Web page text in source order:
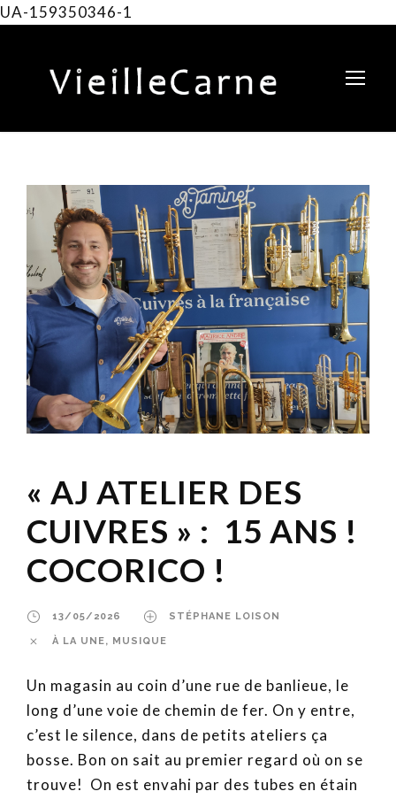
UA-159350346-1
« AJ ATELIER DES
CUIVRES » : 15 ANS !
COCORICO !
13/05/2026 STÉPHANE LOISON
À LA UNE, MUSIQUE
Un magasin au coin d’une rue de banlieue, le
long d’une voie de chemin de fer. On y entre,
c’est le silence, dans de petits ateliers ça
bosse. Bon on sait au premier regard où on se
trouve! On est envahi par des tubes en étain